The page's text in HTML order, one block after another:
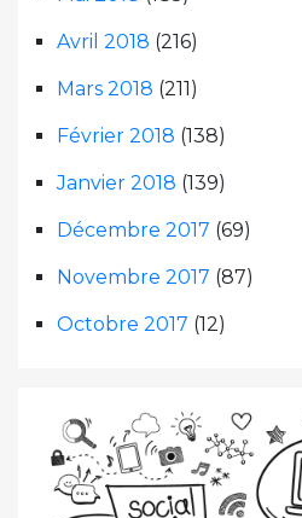
Avril 2018 (216)
Mars 2018 (211)
Février 2018 (138)
Janvier 2018 (139)
Décembre 2017 (69)
Novembre 2017 (87)
Octobre 2017 (12)